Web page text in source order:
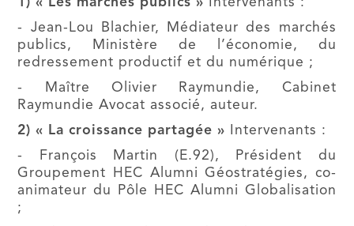
1) « Les marchés publics » Intervenants :
- Jean-Lou Blachier, Médiateur des marchés
publics, Ministère de l’économie, du
redressement productif et du numérique ;
- Maître Olivier Raymundie, Cabinet
Raymundie Avocat associé, auteur.
2) « La croissance partagée » Intervenants :
- François Martin (E.92), Président du
Groupement HEC Alumni Géostratégies, co-
animateur du Pôle HEC Alumni Globalisation
;